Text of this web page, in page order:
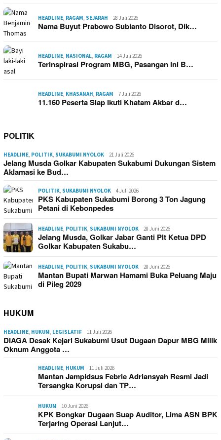
HEADLINE, RAGAM, SEJARAH 28 Juli 2026
Nama Buyut Prabowo Subianto Disorot, Dik…
HEADLINE, NASIONAL, RAGAM 14 Juli 2026
Terinspirasi Program MBG, Pasangan Ini B…
HEADLINE, KHASANAH, RAGAM 7 Juli 2026
11.160 Peserta Siap Ikuti Khatam Akbar d…
POLITIK
HEADLINE, POLITIK, SUKABUMI NYOLOK 21 Juli 2026
Jelang Musda Golkar Kabupaten Sukabumi Dukungan Sistem
Aklamasi ke Bud…
POLITIK, SUKABUMI NYOLOK 4 Juli 2026
PKS Kabupaten Sukabumi Borong 3 Ton Jagung
Petani di Kebonpedes
HEADLINE, POLITIK, SUKABUMI NYOLOK 28 Juni 2026
Jelang Musda, Golkar Jabar Ganti Plt Ketua DPD
Golkar Kabupaten Sukabu…
HEADLINE, POLITIK, SUKABUMI NYOLOK 28 Juni 2026
Mantan Bupati Marwan Hamami Buka Peluang Maju
di Pileg 2029
HUKUM
HEADLINE, HUKUM, LEGISLATIF 11 Juli 2026
DIAGA Desak Kejari Sukabumi Usut Dugaan Dapur MBG Milik
Oknum Anggota …
HEADLINE, HUKUM 11 Juli 2026
Mantan Jampidsus Febrie Adriansyah Resmi Jadi
Tersangka Korupsi dan TP…
HUKUM 10 Juni 2026
KPK Bongkar Dugaan Suap Auditor, Lima ASN BPK
Terjaring Operasi Lanjut…